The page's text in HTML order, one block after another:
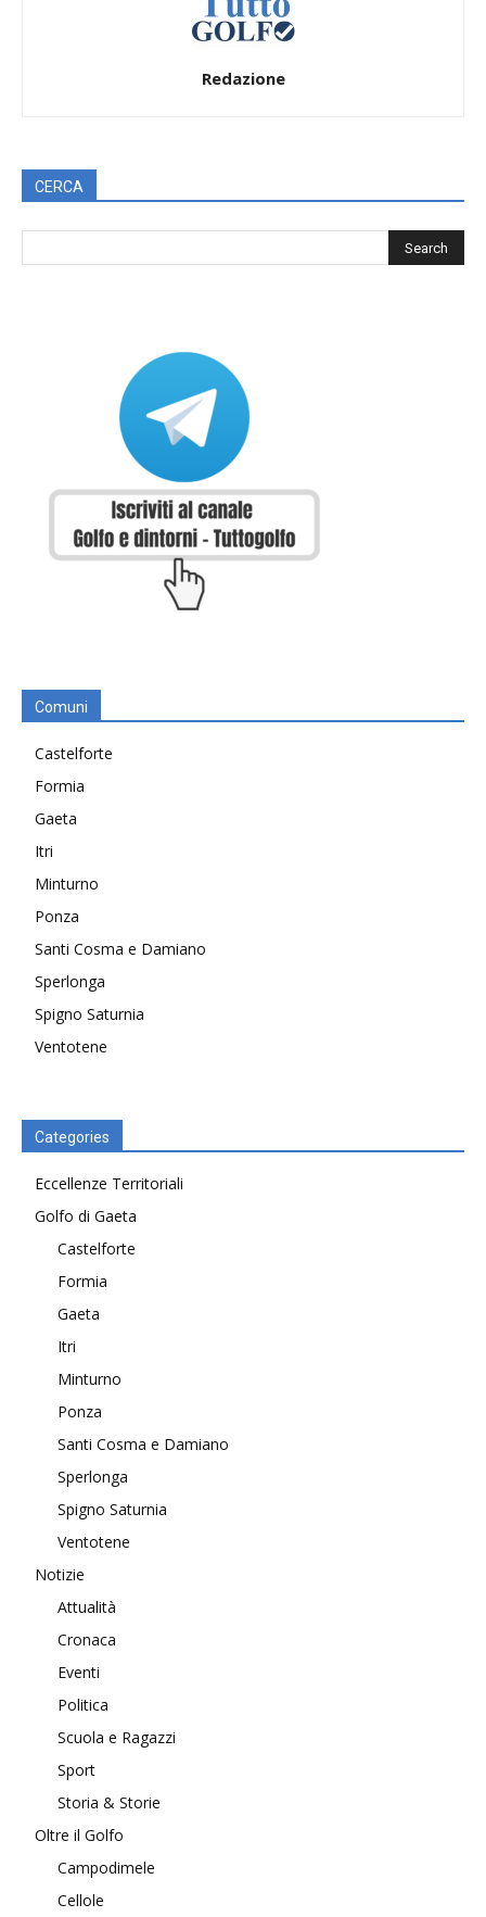
Redazione
CERCA
Comuni
Castelforte
Formia
Gaeta
Itri
Minturno
Ponza
Santi Cosma e Damiano
Sperlonga
Spigno Saturnia
Ventotene
Categories
Eccellenze Territoriali
Golfo di Gaeta
Castelforte
Formia
Gaeta
Itri
Minturno
Ponza
Santi Cosma e Damiano
Sperlonga
Spigno Saturnia
Ventotene
Notizie
Attualità
Cronaca
Eventi
Politica
Scuola e Ragazzi
Sport
Storia & Storie
Oltre il Golfo
Campodimele
Cellole